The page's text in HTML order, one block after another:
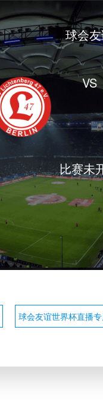
球会
VS
比赛未
球会友谊世界杯直播